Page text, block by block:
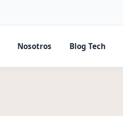
Nosotros Blog Tech